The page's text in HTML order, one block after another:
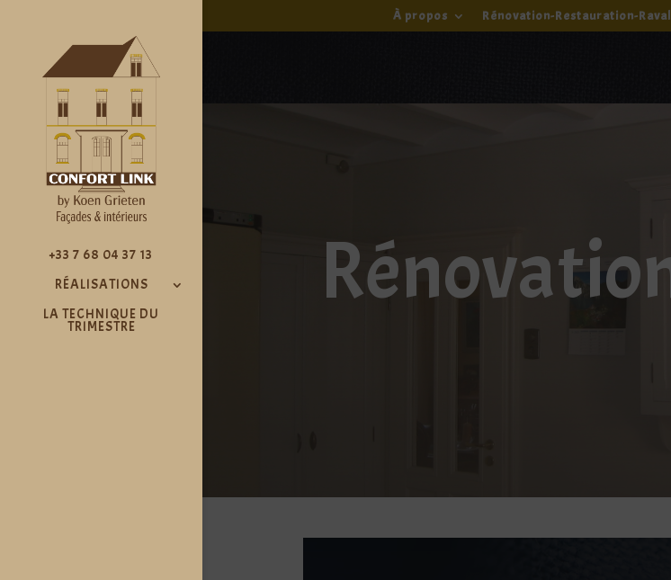
À propos Rénovation-Restauration-
+33 7 68 04 37 13
RÉALISATIONS
LA TECHNIQUE DU
TRIMESTRE